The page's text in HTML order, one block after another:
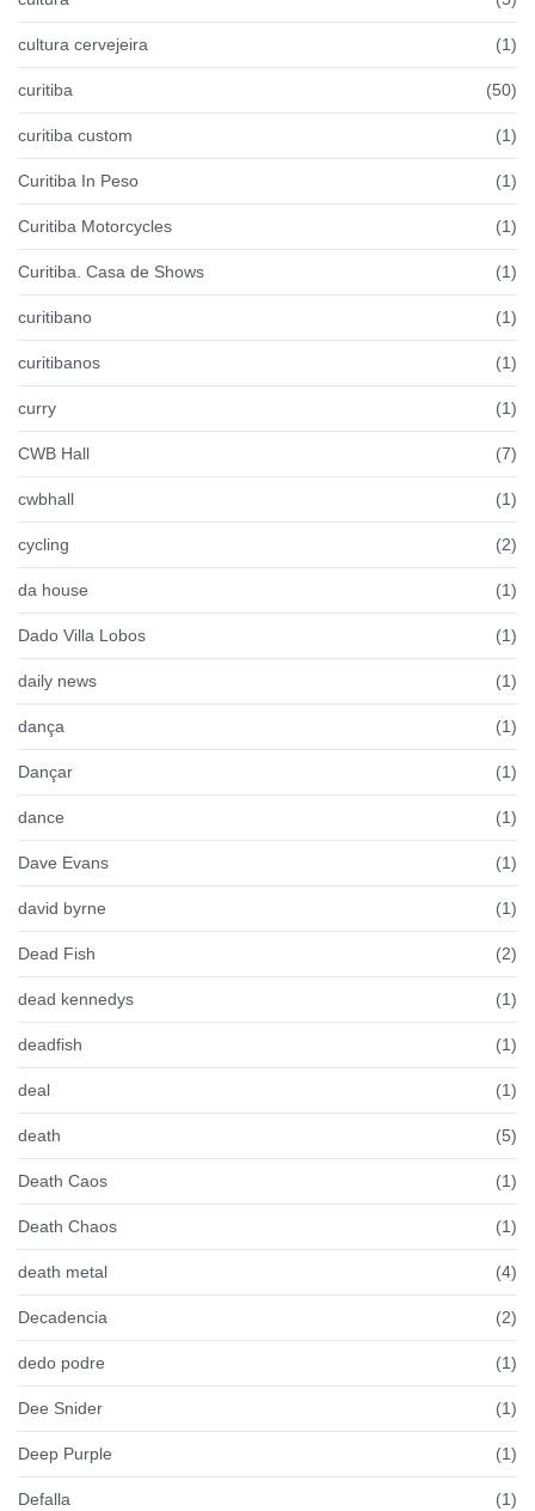
cultura cervejeira (1)
curitiba (50)
curitiba custom (1)
Curitiba In Peso (1)
Curitiba Motorcycles (1)
Curitiba. Casa de Shows (1)
curitibano (1)
curitibanos (1)
curry (1)
CWB Hall (7)
cwbhall (1)
cycling (2)
da house (1)
Dado Villa Lobos (1)
daily news (1)
dança (1)
Dançar (1)
dance (1)
Dave Evans (1)
david byrne (1)
Dead Fish (2)
dead kennedys (1)
deadfish (1)
deal (1)
death (5)
Death Caos (1)
Death Chaos (1)
death metal (4)
Decadencia (2)
dedo podre (1)
Dee Snider (1)
Deep Purple (1)
Defalla (1)